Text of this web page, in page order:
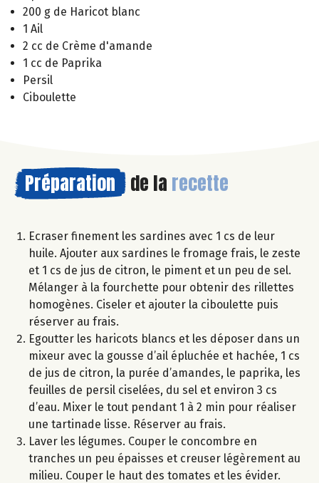
200 g de Haricot blanc
1 Ail
2 cc de Crème d'amande
1 cc de Paprika
Persil
Ciboulette
Préparation de la recette
Ecraser finement les sardines avec 1 cs de leur
huile. Ajouter aux sardines le fromage frais, le zeste
et 1 cs de jus de citron, le piment et un peu de sel.
Mélanger à la fourchette pour obtenir des rillettes
homogènes. Ciseler et ajouter la ciboulette puis
réserver au frais.
Egoutter les haricots blancs et les déposer dans un
mixeur avec la gousse d’ail épluchée et hachée, 1 cs
de jus de citron, la purée d’amandes, le paprika, les
feuilles de persil ciselées, du sel et environ 3 cs
d’eau. Mixer le tout pendant 1 à 2 min pour réaliser
une tartinade lisse. Réserver au frais.
Laver les légumes. Couper le concombre en
tranches un peu épaisses et creuser légèrement au
milieu. Couper le haut des tomates et les évider.